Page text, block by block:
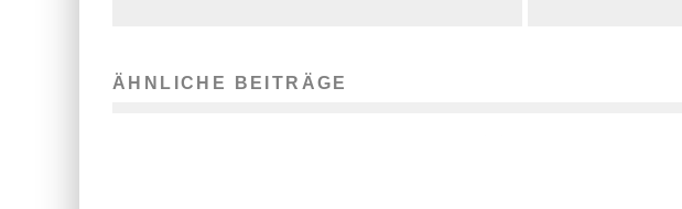
ÄHNLICHE BEITRÄGE